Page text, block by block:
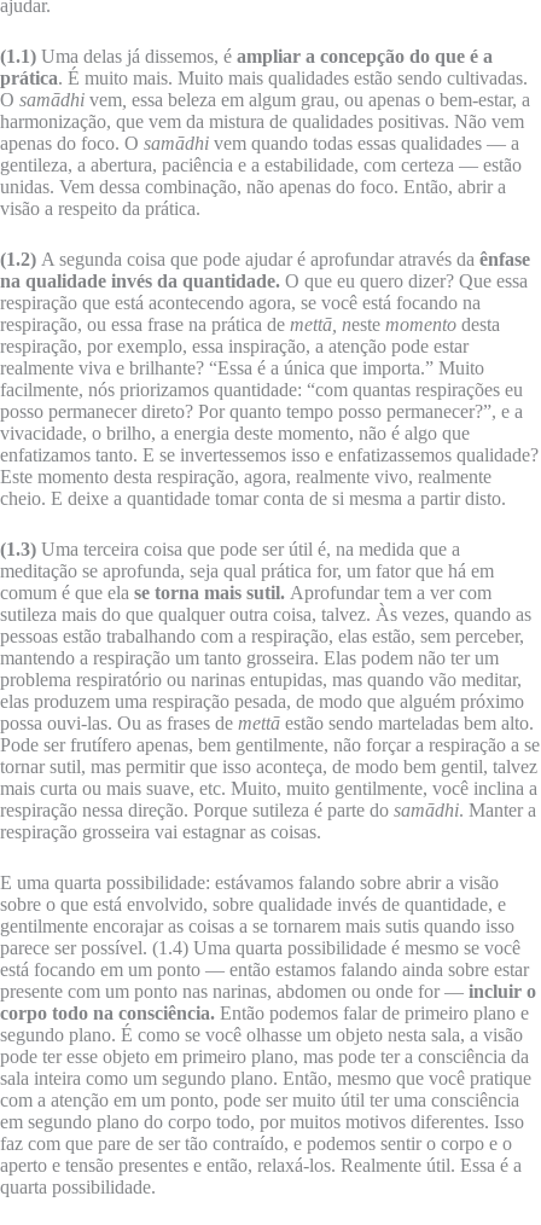
ajudar.
(1.1) Uma delas já dissemos, é ampliar a concepção do que é a
prática. É muito mais. Muito mais qualidades estão sendo cultivadas.
O samādhi vem essa beleza em algum grau, ou apenas o bem-estar, a
harmonização, que vem da mistura de qualidades positivas. Não vem
apenas do foco. O samādhi vem quando todas essas qualidades — a
gentileza, a abertura, paciência e a estabilidade, com certeza — estão
unidas. Vem dessa combinação, não apenas do foco. Então, abrir a
visão a respeito da prática.
(1.2) A segunda coisa que pode ajudar é aprofundar através da ênfase
na qualidade invés da quantidade. O que eu quero dizer? Que essa
respiração que está acontecendo agora, se você está focando na
respiração, ou essa frase na prática de mettā, neste momento desta
respiração, por exemplo, essa inspiração, a atenção pode estar
realmente viva e brilhante? “Essa é a única que importa.” Muito
facilmente, nós priorizamos quantidade: “com quantas respirações eu
posso permanecer direto? Por quanto tempo posso permanecer?”, e a
vivacidade, o brilho, a energia deste momento, não é algo que
enfatizamos tanto. E se invertessemos isso e enfatizassemos qualidade?
Este momento desta respiração, agora, realmente vivo, realmente
cheio. E deixe a quantidade tomar conta de si mesma a partir disto.
(1.3) Uma terceira coisa que pode ser útil é, na medida que a
meditação se aprofunda, seja qual prática for, um fator que há em
comum é que ela se torna mais sutil. Aprofundar tem a ver com
sutileza mais do que qualquer outra coisa, talvez. Às vezes, quando as
pessoas estão trabalhando com a respiração, elas estão, sem perceber,
mantendo a respiração um tanto grosseira. Elas podem não ter um
problema respiratório ou narinas entupidas, mas quando vão meditar,
elas produzem uma respiração pesada, de modo que alguém próximo
possa ouvi-las. Ou as frases de mettā estão sendo marteladas bem alto.
Pode ser frutífero apenas, bem gentilmente, não forçar a respiração a se
tornar sutil, mas permitir que isso aconteça, de modo bem gentil, talvez
mais curta ou mais suave, etc. Muito, muito gentilmente, você inclina a
respiração nessa direção. Porque sutileza é parte do samādhi. Manter a
respiração grosseira vai estagnar as coisas.
E uma quarta possibilidade: estávamos falando sobre abrir a visão
sobre o que está envolvido, sobre qualidade invés de quantidade, e
gentilmente encorajar as coisas a se tornarem mais sutis quando isso
parece ser possível. (1.4) Uma quarta possibilidade é mesmo se você
está focando em um ponto — então estamos falando ainda sobre estar
presente com um ponto nas narinas, abdomen ou onde for — incluir o
corpo todo na consciência. Então podemos falar de primeiro plano e
segundo plano. É como se você olhasse um objeto nesta sala, a visão
pode ter esse objeto em primeiro plano, mas pode ter a consciência da
sala inteira como um segundo plano. Então, mesmo que você pratique
com a atenção em um ponto, pode ser muito útil ter uma consciência
em segundo plano do corpo todo, por muitos motivos diferentes. Isso
faz com que pare de ser tão contraído, e podemos sentir o corpo e o
aperto e tensão presentes e então, relaxá-los. Realmente útil. Essa é a
quarta possibilidade.